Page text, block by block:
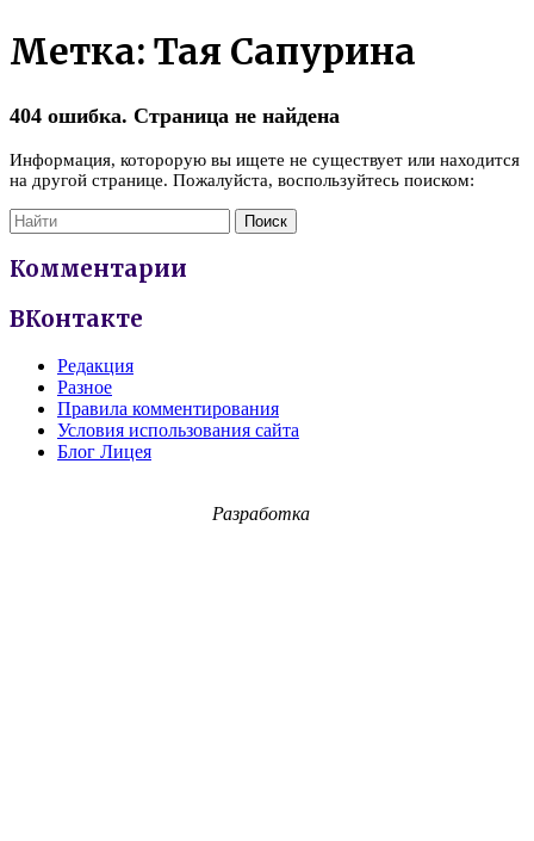
Метка: Тая Сапурина
404 ошибка. Страница не найдена
Информация, которорую вы ищете не существует или находится
на другой странице. Пожалуйста, воспользуйтесь поиском:
Комментарии
ВКонтакте
Редакция
Разное
Правила комментирования
Условия использования сайта
Блог Лицея
Разработка